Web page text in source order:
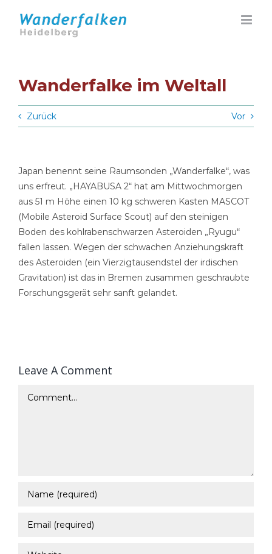
Inhalt
springen
Wanderfalke im Weltall
Zurück Vor
Japan benennt seine Raumsonden „Wanderfalke“, was
uns erfreut. „HAYABUSA 2“ hat am Mittwochmorgen
aus 51 m Höhe einen 10 kg schweren Kasten MASCOT
(Mobile Asteroid Surface Scout) auf den steinigen
Boden des kohlrabenschwarzen Asteroiden „Ryugu“
fallen lassen. Wegen der schwachen Anziehungskraft
des Asteroiden (ein Vierzigtausendstel der irdischen
Gravitation) ist das in Bremen zusammen geschraubte
Forschungsgerät sehr sanft gelandet.
Leave A Comment
Comment